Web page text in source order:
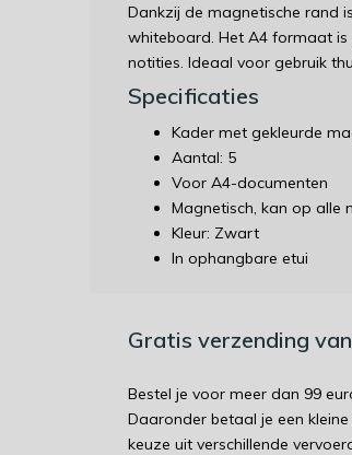
Dankzij de magnetische rand
whiteboard. Het A4 formaat
notities. Ideaal voor gebruik
Specificaties
Kader met gekleurde
Aantal: 5
Voor A4-documenten
Magnetisch, kan op alle
Kleur: Zwart
In ophangbare etui
Gratis verzending
Bestel je voor meer dan 99
Daaronder betaal je een
keuze uit verschillende